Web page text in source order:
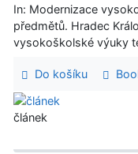
In: Modernizace
předmětů. Hradec
vysokoškolské výuky
Do košíku
článek